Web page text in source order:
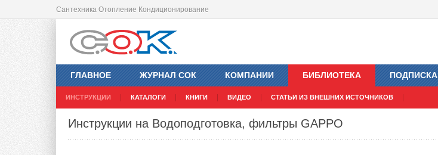
Сантехника Отопление Кондиционирование
ГЛАВНОЕ ЖУРНАЛ СОК КОМПАНИИ БИБЛИОТЕКА
ИНСТРУКЦИИ КАТАЛОГИ КНИГИ ВИДЕО СТАТЬИ ИЗ ВНЕШНИХ ИСТОЧНИКОВ
ПОДПИСКА
Инструкции на Водоподготовка, фильтры GAPPO